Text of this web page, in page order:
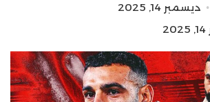
ديسمبر 14, 2025